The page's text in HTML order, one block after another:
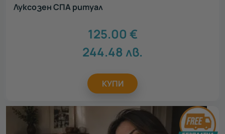
Луксозен СПА ритуал
125.00 €
244.48 лв.
КУПИ